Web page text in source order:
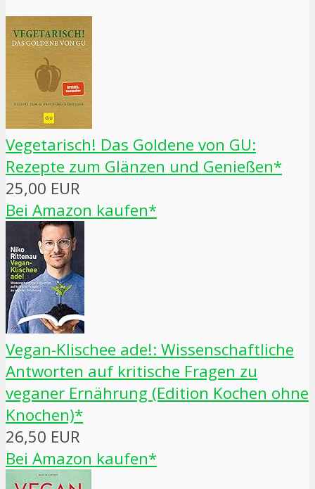
Vegetarisch! Das Goldene von GU:
Rezepte zum Glänzen und Genießen*
25,00 EUR
Bei Amazon kaufen*
Vegan-Klischee ade!: Wissenschaftliche
Antworten auf kritische Fragen zu
veganer Ernährung (Edition Kochen ohne
Knochen)*
26,50 EUR
Bei Amazon kaufen*